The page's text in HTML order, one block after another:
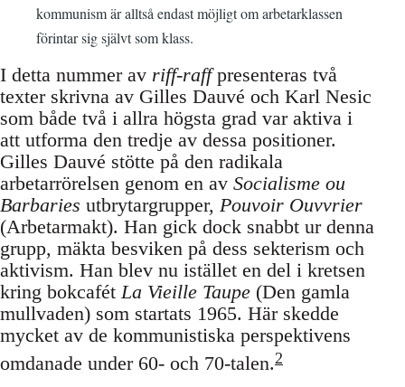
kommunism är alltså endast möjligt om arbetarklassen
förintar sig självt som klass.
I detta nummer av riff-raffpresenteras två
texter skrivna av Gilles Dauvé och Karl Nesic
som både två i allra högsta grad var aktiva i
att utforma den tredje av dessa positioner.
Gilles Dauvé stötte på den radikala
arbetarrörelsen genom en av Socialisme ou
Barbaries utbrytargrupper, Pouvoir Ouvvrier
(Arbetarmakt). Han gick dock snabbt ur denna
grupp, mäkta besviken på dess sekterism och
aktivism. Han blev nu istället en del i kretsen
kring bokcafétLa Vieille Taupe (Den gamla
mullvaden) som startats 1965. Här skedde
mycket av de kommunistiska perspektivens
omdanade under 60- och 70-talen.2